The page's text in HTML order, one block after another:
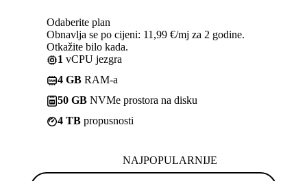
Odaberite plan
Obnavlja se po cijeni: 11,99 €/mj za 2 godine.
Otkažite bilo kada.
1 vCPU jezgra
4 GB RAM-a
50 GB NVMe prostora na disku
4 TB propusnosti
NAJPOPULARNIJE